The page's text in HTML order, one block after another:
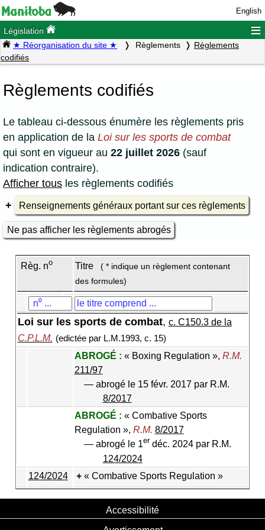
English
Législation ≡
★ Réorganisation du site ★ Règlements
Règlements
codifiés
Règlements codifiés
Le tableau ci-dessous énumère les règlements pris
en application de la Loi sur les sports de combat
qui sont en vigueur au 22 juillet 2026 (sauf
indication contraire).
Afficher tous les règlements codifiés
Renseignements généraux portant sur ces règlements
Ne pas afficher les règlements abrogés
Règ. no Titre
( * indique un règlement contenant
des formules)
Loi sur les sports de combat, c. C150.3 de la
C.P.L.M. (edictée par L.M.1993, c. 15)
ABROGÉ : « Boxing Regulation », R.M.
211/97
— abrogé le 15 févr. 2017 par R.M.
8/2017
ABROGÉ : « Combative Sports
Regulation », R.M. 8/2017
— abrogé le 1er déc. 2024 par R.M.
124/2024
124/2024
« Combative Sports Regulation »
Accessibilité